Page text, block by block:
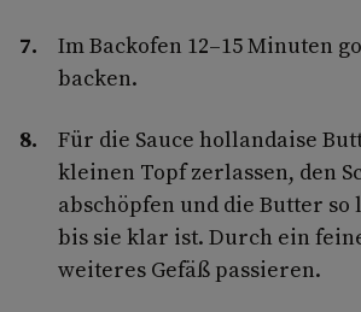
Im Backofen 12–15 Minuten
backen.
Für die Sauce hollandaise
kleinen Topf zerlassen, den
abschöpfen und die Butter so
bis sie klar ist. Durch ein
weiteres Gefäß passieren.